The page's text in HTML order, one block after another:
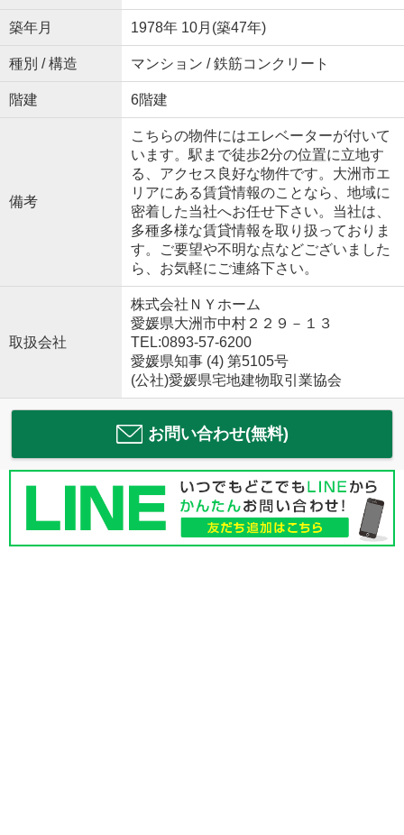
築年月 1978年 10月(築47年)
種別 / 構造 マンション / 鉄筋コンクリート
階建 6階建
備考
こちらの物件にはエレベーターが付いて
います。駅まで徒歩2分の位置に立地す
る、アクセス良好な物件です。大洲市エ
リアにある賃貸情報のことなら、地域に
密着した当社へお任せ下さい。当社は、
多種多様な賃貸情報を取り扱っておりま
す。ご要望や不明な点などございました
ら、お気軽にご連絡下さい。
取扱会社
株式会社ＮＹホーム
愛媛県大洲市中村２２９－１３
TEL:0893-57-6200
愛媛県知事 (4) 第5105号
(公社)愛媛県宅地建物取引業協会
お問い合わせ(無料)